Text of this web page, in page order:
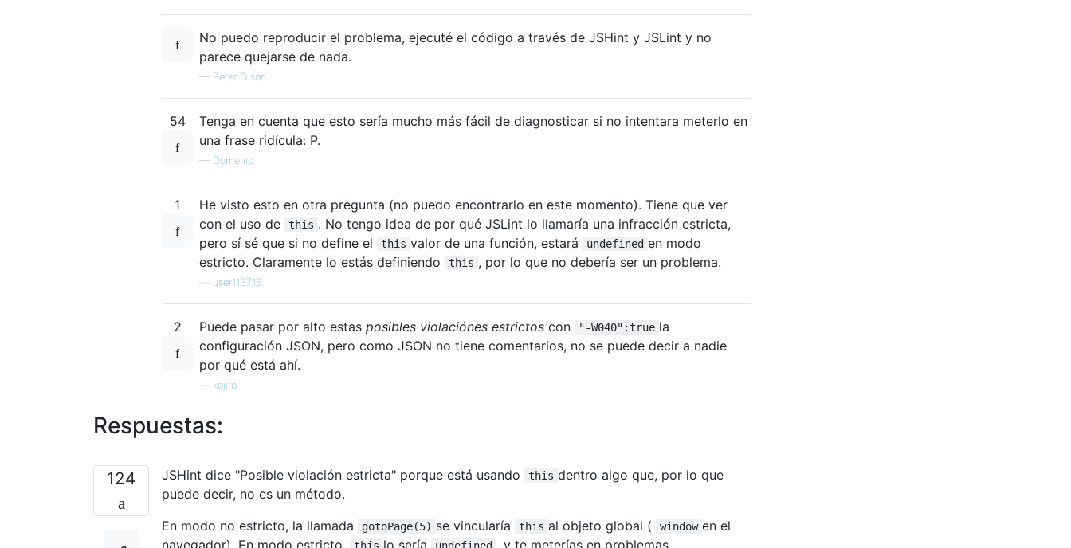
No puedo reproducir el problema, ejecuté el código a través de JSHint y JSLint y no
parece quejarse de nada.
— Peter Olson
54
Tenga en cuenta que esto sería mucho más fácil de diagnosticar si no intentara meterlo en
una frase ridícula: P.
— Domenic
1
He visto esto en otra pregunta (no puedo encontrarlo en este momento). Tiene que ver
con el uso de
this . No tengo idea de por qué JSLint lo llamaría una infracción estricta,
pero sí sé que si no define el
this valor de una función, estará undefined en modo
estricto. Claramente lo estás definiendo
this , por lo que no debería ser un problema.
user113716
2 Puede pasar por alto estas posibles violaciónes estrictos con "-W040":true la
configuración JSON, pero como JSON no tiene comentarios, no se puede decir a nadie
por qué está ahí.
kojiro
Respuestas:
124 JSHint dice "Posible violación estricta" porque está usando this dentro algo que, por lo que
puede decir, no es un método.
En modo no estricto, la llamada
gotoPage(5) se vincularía this al objeto global ( window en el
navegador). En modo estricto,
this lo sería undefined , y te meterías en problemas.